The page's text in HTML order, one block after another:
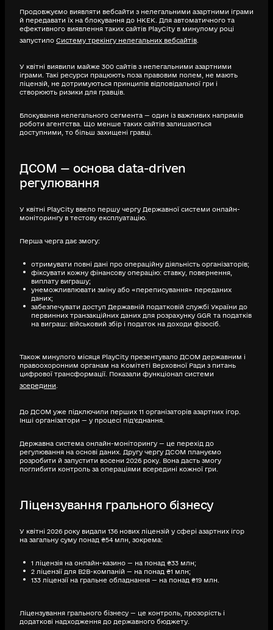
Продовжуємо виявляти вебсайти з нелегальними азартними іграми
й передавати їх на блокування до НКЕК. Для автоматичного та
ефективного виявлення таких сайтів PlayCity в минулому році
запустило Систему трекінгу нелегальних вебсайтів
У квітні виявили майже 300 сайтів з нелегальними азартними
іграми. Такі ресурси працюють поза правовим полем, не мають
ліцензій, не дотримуються принципів відповідальної гри і
створюють ризики для гравців.
Блокування нелегального сегмента — один із важливих напрямів
роботи агентства. Що менше таких сайтів залишаються
доступними, то більш захищені гравці.
ДСОМ — основа data-driven
регулювання
У квітні PlayCity ввело першу чергу Державної системи онлайн-
моніторингу в тестову експлуатацію.
Перша черга дає змогу:
отримувати повні дані про операційну діяльність організаторів;
фіксувати кожну фінансову операцію: ставку, повернення,
виплату виграшу;
унеможливлювати зміну або «переписування» переданих
даних;
забезпечувати доступ Державній податковій службі України до
первинних транзакційних даних для розрахунку GGR та податків
на виграш: військовий збір і податок на доходи фізосіб.
Також минулого місяця PlayCity презентувало ДСОМ державним і
правоохоронним органам на Комітеті Верховної Ради з питань
цифрової трансформації. Показали функціонал системи
зсередини
До ДСОМ уже підключили перших 11 організаторів азартних ігор.
Інші організатори — у процесі під’єднання.
Державна система онлайн-моніторингу — це перехід до
регулювання на основі даних. Другу чергу ДСОМ плануємо
розробити й запустити восени 2026 року. Вона дасть змогу
поглибити контроль за операціями всередині кожної гри.
Ліцензування грального бізнесу
У квітні 2026 року видали 136 нових ліцензій у сфері азартних ігор
на загальну суму понад ₴54 млн, зокрема:
1 ліцензія на онлайн-казино — на понад ₴33 млн;
2 ліцензії для B2B-компаній — на понад ₴1 млн;
133 ліцензії на гральне обладнання — на понад ₴19 млн.
Ліцензування грального бізнесу — це контроль, прозорість і
додаткові надходження до державного бюджету.